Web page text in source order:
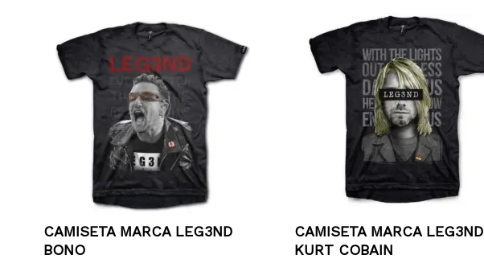
CAMISETA MARCA LEG3ND
BONO
CAMISETA MARCA LEG3ND
KURT COBAIN